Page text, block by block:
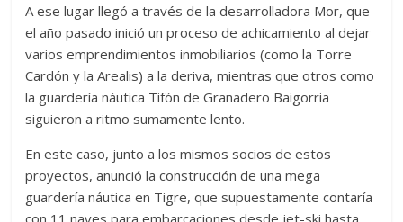
A ese lugar llegó a través de la desarrolladora Mor, que
el año pasado inició un proceso de achicamiento al dejar
varios emprendimientos inmobiliarios (como la Torre
Cardón y la Arealis) a la deriva, mientras que otros como
la guardería náutica Tifón de Granadero Baigorria
siguieron a ritmo sumamente lento.
En este caso, junto a los mismos socios de estos
proyectos, anunció la construcción de una mega
guardería náutica en Tigre, que supuestamente contaría
con 11 naves para embarcaciones desde jet-ski hasta